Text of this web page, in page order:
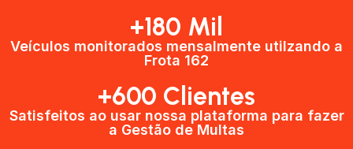
+180 Mil
Veículos monitorados mensalmente utilzando a
Frota 162
+600 Clientes​
Satisfeitos ao usar nossa plataforma para fazer
a Gestão de Multas​